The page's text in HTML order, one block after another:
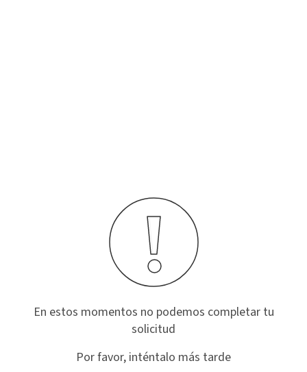
En estos momentos no podemos completar tu
solicitud
Por favor, inténtalo más tarde